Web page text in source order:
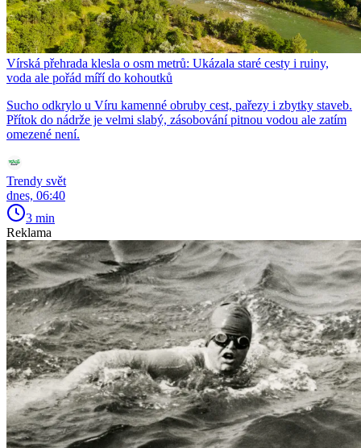
Vírská přehrada klesla o osm metrů: Ukázala staré cesty i ruiny,
voda ale pořád míří do kohoutků
Sucho odkrylo u Víru kamenné obruby cest, pařezy i zbytky staveb.
Přítok do nádrže je velmi slabý, zásobování pitnou vodou ale zatím
omezené není.
Trendy svět
dnes, 06:40
3 min
Reklama